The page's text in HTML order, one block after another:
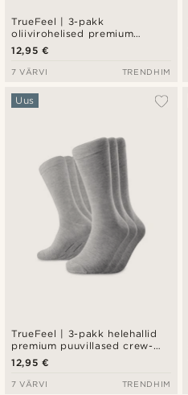
TrueFeel | 3-pakk
oliivirohelised premium
puuvillased crew-sokid
12,95 €
7 VÄRVI TRENDHIM
TrueFeel | 3-pakk helehallid
premium puuvillased crew-
sokid
Uus
12,95 €
7 VÄRVI TRENDHIM